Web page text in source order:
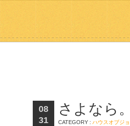
08
31
さよなら
CATEGORY :ハウスオブジ